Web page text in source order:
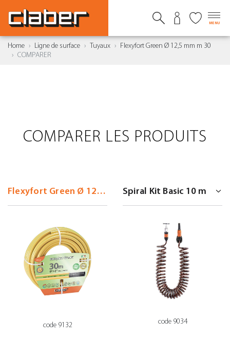
MENU
Home Ligne de surface Tuyaux
Flexyfort Green Ø 12,5 mm m 30
COMPARER
COMPARER LES PRODUITS
code 9132 code 9034